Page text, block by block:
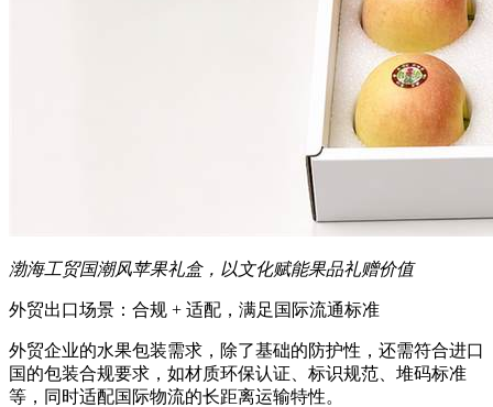
渤海工贸国潮风苹果礼盒，以文化赋能果品礼赠价值
外贸出口场景：合规 + 适配，满足国际流通标准
外贸企业的水果包装需求，除了基础的防护性，还需符合进口
国的包装合规要求，如材质环保认证、标识规范、堆码标准
等，同时适配国际物流的长距离运输特性。